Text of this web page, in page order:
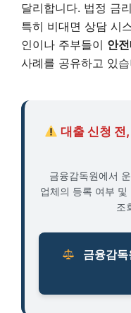
달리합니다. 법정 금
특히 비대면 상담 시
인이나 주부들이 안
사례를 공유하고 있
대출 신청 전
금융감독원에서
업체의 등록 여부
조
금융감